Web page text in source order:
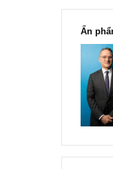
Ấn